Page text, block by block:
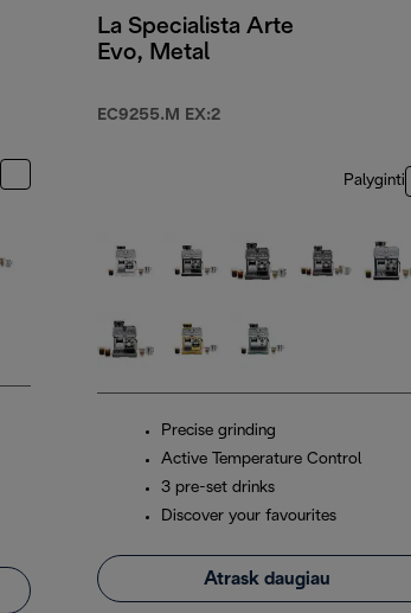
La Specialista Arte
Evo, Metal
EC9255.M EX:2
Palyginti
Precise grinding
Active Temperature Control
3 pre-set drinks
Discover your favourites
Atrask daugiau